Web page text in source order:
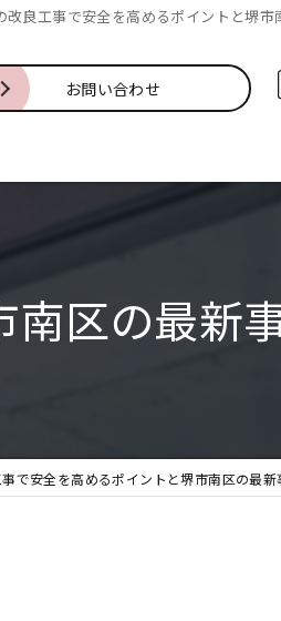
改良工事で安全を高めるポイントと堺市
お問い合わせ
区の最新
で安全を高めるポイントと堺市南区の最新